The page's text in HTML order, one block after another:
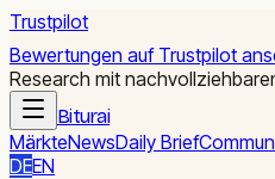
Trustpilot
Bewertungen auf Trustpilot
Research mit
Biturai
MärkteNewsDaily Brief
DEEN